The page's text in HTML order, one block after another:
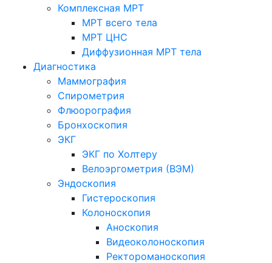
Комплексная МРТ
МРТ всего тела
МРТ ЦНС
Диффузионная МРТ тела
Диагностика
Маммография
Спирометрия
Флюорография
Бронхоскопия
ЭКГ
ЭКГ по Холтеру
Велоэргометрия (ВЭМ)
Эндоскопия
Гистероскопия
Колоноскопия
Аноскопия
Видеоколоноскопия
Ректороманоскопия